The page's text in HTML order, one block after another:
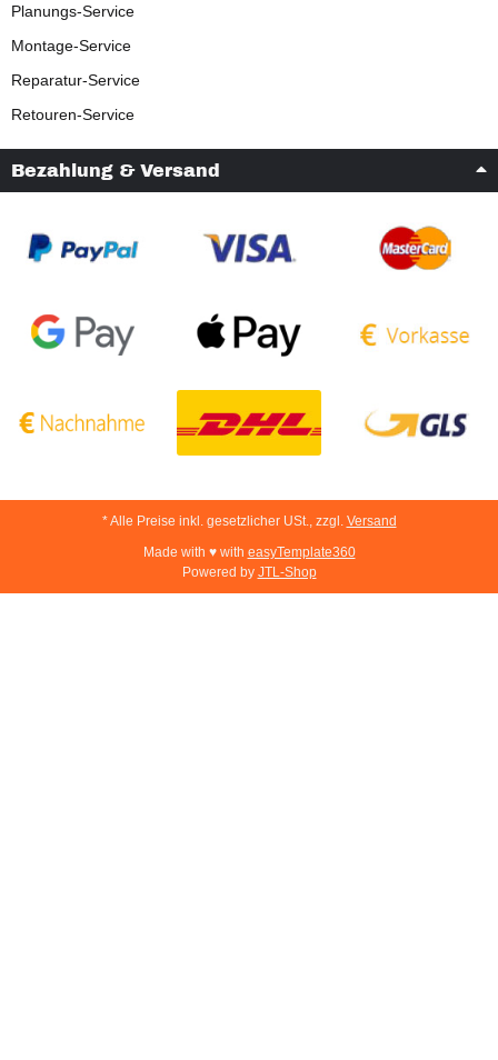
Planungs-Service
Montage-Service
Reparatur-Service
Retouren-Service
Bezahlung & Versand
Made with ♥ with easyTemplate360
* Alle Preise inkl. gesetzlicher USt., zzgl. Versand
Powered by JTL-Shop